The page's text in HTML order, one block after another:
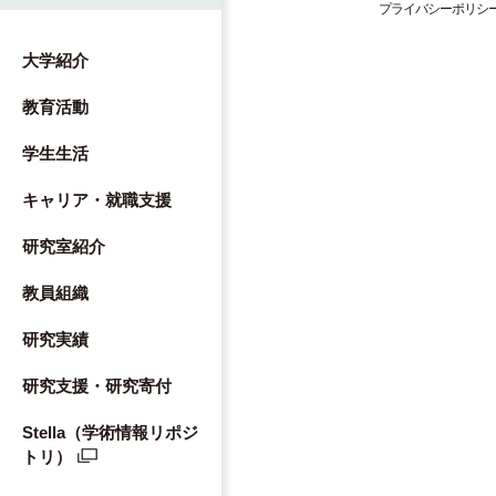
大学紹介
教育活動
学生生活
キャリア・就職支援
研究室紹介
教員組織
研究実績
研究支援・研究寄付
Stella（学術情報リポジ
トリ）
プライバシーポリシ